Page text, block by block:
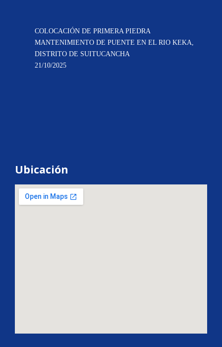
COLOCACIÓN DE PRIMERA PIEDRA
MANTENIMIENTO DE PUENTE EN EL RIO KEKA,
DISTRITO DE SUITUCANCHA
21/10/2025
Ubicación